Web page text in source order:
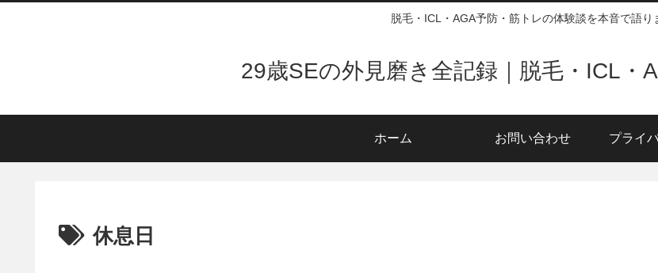
脱毛・ICL・AGA予防・筋トレの体験談を本音で語り
29歳SEの外見磨き全記録｜脱毛・ICL・
ホーム お問い合わせ プライ
休息日